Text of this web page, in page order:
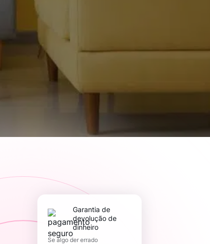
Garantia de
devolução de
dinheiro
Se algo der errado